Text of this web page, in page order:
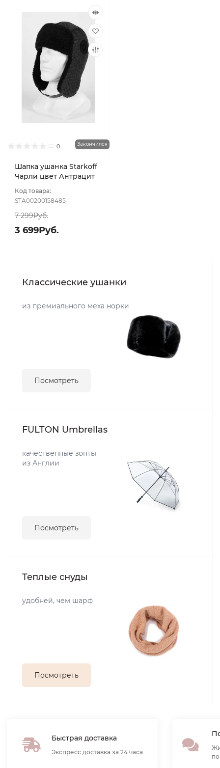
0 Закончился
Шапка ушанка Starkoff
Чарли цвет Антрацит
Код товара:
STA00200158485
7 299Руб.
3 699Руб.
Классические ушанки
из премиального меха норки
Посмотреть
FULTON Umbrellas
качественные зонты
из Англии
Посмотреть
Теплые снуды
удобней, чем шарф
Посмотреть
Быстрая доставка
Экспресс доставка за 24 часа